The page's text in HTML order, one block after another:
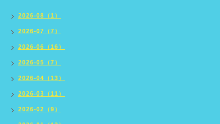
2026-08（1）
2026-07（7）
2026-06（16）
2026-05（7）
2026-04（13）
2026-03（11）
2026-02（9）